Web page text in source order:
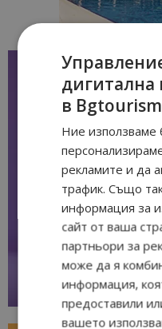
дигитална
в
Ние използваме
рекламите и да
трафик. Също
информация за
сайт от ваша
партньори за
може да я
информация,
предоставили
вашето